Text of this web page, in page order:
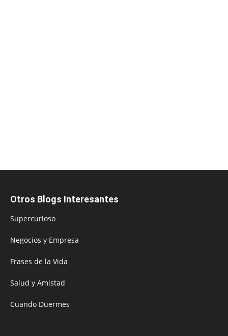
Otros Blogs Interesantes
Supercurioso
Negocios y Empresa
Frases de la Vida
Salud y Amistad
Cuando Duermes